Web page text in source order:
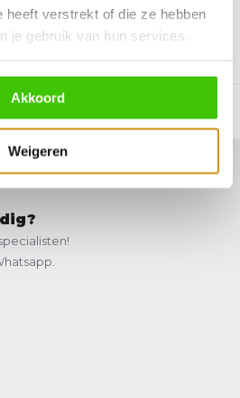
heeft verstrekt of die ze hebben
je gebruik van hun services.
Akkoord
Weigeren